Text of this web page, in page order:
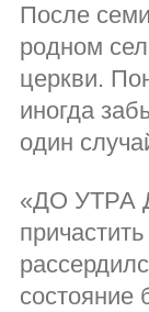
После
родном
церкви.
иногда
один
«ДО УТРА
состояние